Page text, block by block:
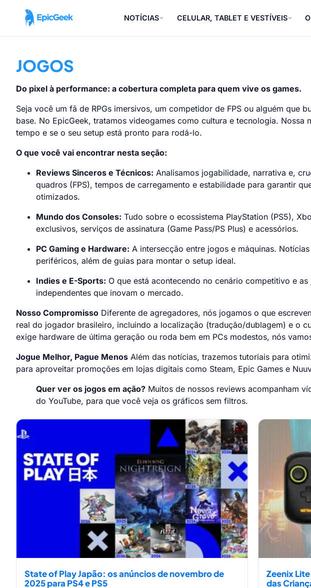
NOTÍCIAS CELULAR, TABLET E VESTÍVEIS
JOGOS
Do pixel à performance: a cobertura completa para quem vive os games.
Seja você um fã de RPGs imersivos, um competidor de FPS ou alguém que
base. No EpicGeek, tratamos videogames como cultura e tecnologia. Nossa
tempo e se o seu setup está pronto para rodá-lo.
O que você vai encontrar nesta seção:
Reviews Sinceros e Técnicos: Analisamos jogabilidade, narrativa e,
quadros (FPS), tempos de carregamento e estabilidade para garantir
otimizados.
Mundo dos Consoles: Tudo sobre o ecossistema PlayStation (PS5),
exclusivos, serviços de assinatura (Game Pass/PS Plus) e acessórios.
PC Gaming e Hardware: A intersecção entre jogos e máquinas.
periféricos, além de guias para montar o setup ideal.
Indies e E-Sports: O que está acontecendo no cenário competitivo e
independentes que inovam o mercado.
Nosso Compromisso Diferente de agregadores, nós jogamos o que
real do jogador brasileiro, incluindo a localização (tradução/dublagem) e o
exige hardware de última geração ou roda bem em PCs modestos, nós
Jogue Melhor, Pague Menos Além das notícias, trazemos tutoriais para
para aproveitar promoções em lojas digitais como Steam, Epic Games e
Quer ver os jogos em ação? Muitos de nossos reviews acompanham
do YouTube, para que você veja os gráficos sem filtros.
State of Play Japão: os anúncios de novembro de
2025 para PS4 e PS5
Zeenix
das